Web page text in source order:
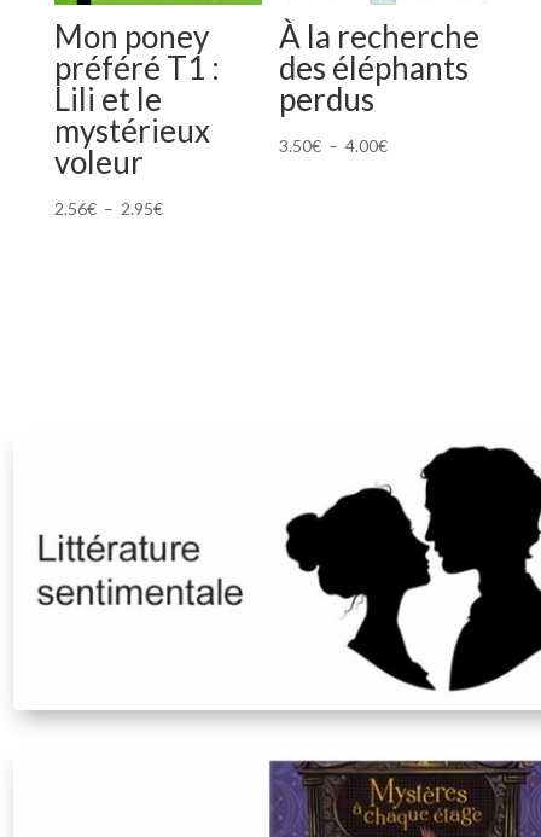
Mon poney
préféré T1 :
Lili et le
mystérieux
voleur
2.56€ – 2.95€Plage
À la recherche
des éléphants
perdus
3.50€ – 4.00€Plage